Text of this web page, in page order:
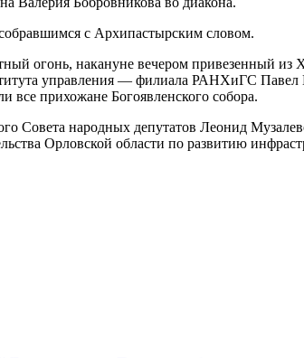
с Архипастырским словом.
огонь, накануне вечером привезенный
управления — филиала РАНХиГС
все прихожане Богоявленского собора.
Совета народных депутатов Леонид
Орловской области по развитию